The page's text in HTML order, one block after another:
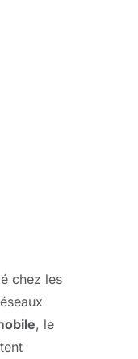
chez les
, le